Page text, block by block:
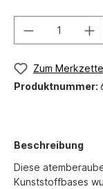
Zum
Produktnummer:
Beschreibung
Diese
Kunststoffbases